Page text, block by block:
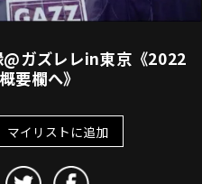
@ガズレレin東京《2022
要欄へ》
マイリストに追加